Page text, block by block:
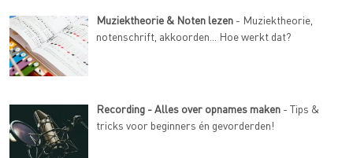
Muziektheorie & Noten lezen - Muziektheorie,
notenschrift, akkoorden... Hoe werkt dat?
Recording - Alles over opnames maken - Tips &
tricks voor beginners én gevorderden!